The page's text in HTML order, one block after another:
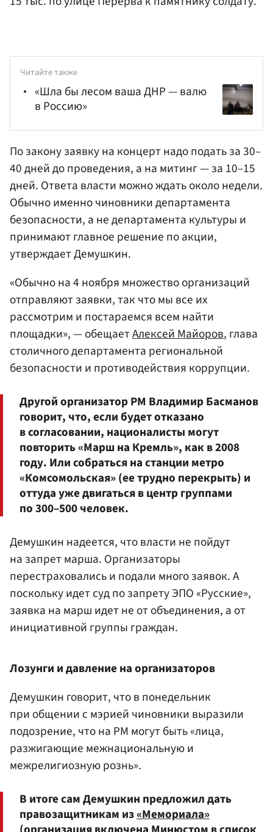
Читайте также
«Шла бы лесом ваша ДНР — валю
в Россию»
По закону заявку на концерт надо подать за 30–
40 дней до проведения, а на митинг — за 10–15
дней. Ответа власти можно ждать около недели.
Обычно именно чиновники департамента
безопасности, а не департамента культуры и
принимают главное решение по акции,
утверждает Демушкин.
«Обычно на 4 ноября множество организаций
отправляют заявки, так что мы все их
рассмотрим и постараемся всем найти
площадки», — обещаетАлексей Майоров, глава
столичного департамента региональной
безопасности и противодействия коррупции.
Другой организатор РМ Владимир Басманов
говорит, что, если будет отказано
в согласовании, националисты могут
повторить «Марш на Кремль», как в 2008
году. Или собраться на станции метро
«Комсомольская» (ее трудно перекрыть) и
оттуда уже двигаться в центр группами
по 300–500 человек.
Демушкин надеется, что власти не пойдут
на запрет марша. Организаторы
перестраховались и подали много заявок. А
поскольку идет суд по запрету ЭПО «Русские»,
заявка на марш идет не от объединения, а от
инициативной группы граждан.
Лозунги и давление на организаторов
Демушкин говорит, что в понедельник
при общении с мэрией чиновники выразили
подозрение, что на РМ могут быть «лица,
разжигающие межнациональную и
межрелигиозную рознь».
В итоге сам Демушкин предложил дать
правозащитникам из«Мемориала»